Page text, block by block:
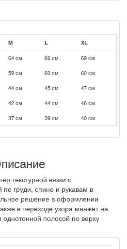
M L XL
64 см 66 см
69 см
59 см 60 см
60 см
44 см 45 см
47 см
42 см 44 см
46 см
37 см 39 см 40 см
текстурной вязки с
по груди, спине и рукавам в
решение в оформлении
в переходе узора манжет на
полосой по верху